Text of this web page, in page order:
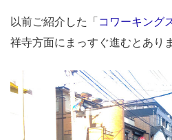
以前ご紹介した「 コワーキング
祥寺方面にまっすぐ進むとあり